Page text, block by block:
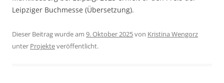
Leipziger Buchmesse (Übersetzung).
Dieser Beitrag wurde am 9. Oktober 2025von Kristina Wengorz
unter Projekteveröffentlicht.